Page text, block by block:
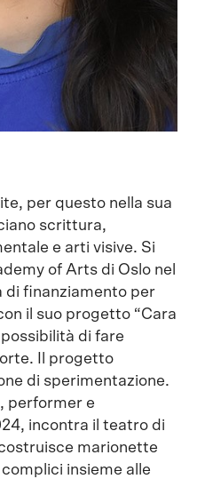
per questo nella sua
scrittura,
e arti visive. Si
of Arts di Oslo nel
di finanziamento per
il suo progetto “Cara
possibilità di fare
Il progetto
di sperimentazione.
performer e
incontra il teatro di
marionette
insieme alle